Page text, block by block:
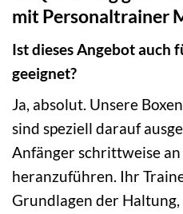
mit Personaltrainer
Ist dieses Angebot auch
geeignet?
Ja, absolut. Unsere
sind speziell darauf
Anfänger schrittweise
heranzuführen. Ihr
Grundlagen der